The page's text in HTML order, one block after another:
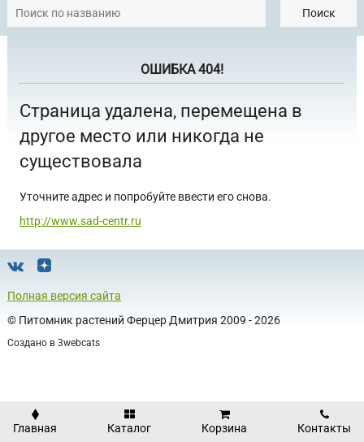
Поиск
ОШИБКА 404!
Страница удалена, перемещена в
другое место или никогда не
существовала
Уточните адрес и попробуйте ввести его снова.
http://www.sad-centr.ru
Полная версия сайта
© Питомник растений Ферцер Дмитрия 2009 - 2026
Создано в 3webcats
Главная Каталог Корзина Контакты